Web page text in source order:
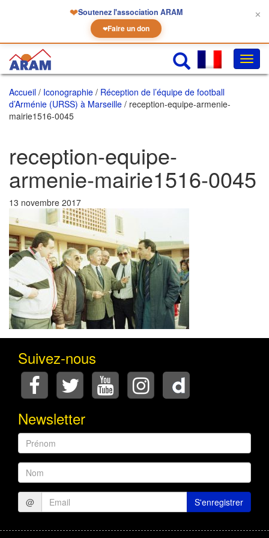
❤Soutenez l'association ARAM
❤Faire un don
✕
la
Accueil / Iconographie / Réception de l’équipe de football
d’Arménie (URSS) à Marseille / reception-equipe-armenie-
mairie1516-0045
reception-equipe-
armenie-mairie1516-0045
13 novembre 2017
Suivez-nous
Newsletter
Prénom
Nom
@ S'enregistrer